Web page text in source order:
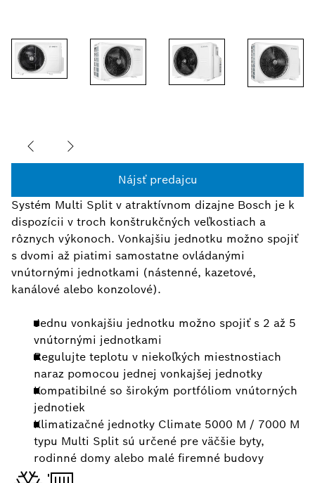
Nájsť predajcu
Systém Multi Split v atraktívnom dizajne Bosch je k
dispozícii v troch konštrukčných veľkostiach a
rôznych výkonoch. Vonkajšiu jednotku možno spojiť
s dvomi až piatimi samostatne ovládanými
vnútornými jednotkami (nástenné, kazetové,
kanálové alebo konzolové).
Jednu vonkajšiu jednotku možno spojiť s 2 až 5
vnútornými jednotkami
Regulujte teplotu v niekoľkých miestnostiach
naraz pomocou jednej vonkajšej jednotky
Kompatibilné so širokým portfóliom vnútorných
jednotiek
Klimatizačné jednotky Climate 5000 M / 7000 M
typu Multi Split sú určené pre väčšie byty,
rodinné domy alebo malé firemné budovy